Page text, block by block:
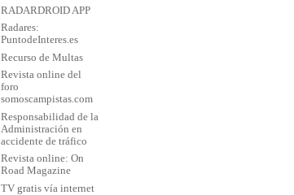
RADARDROID APP
Radares:
PuntodeInteres.es
Recurso de Multas
Revista online del
foro
somoscampistas.com
Responsabilidad de la
Administración en
accidente de tráfico
Revista online: On
Road Magazine
TV gratis vía internet